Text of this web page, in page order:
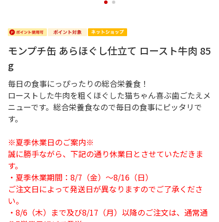
1 2
モンプチ缶 あらほぐし仕立て ロースト牛肉 85
g
毎日の食事にっぴったりの総合栄養食！
ローストした牛肉を粗くほぐした猫ちゃん喜ぶ歯ごたえメ
ニューです。総合栄養食なので毎日の食事にピッタリで
す。
※夏季休業日のご案内※
誠に勝手ながら、下記の通り休業日とさせていただきま
す。
・夏季休業期間：8/7（金）～8/16（日）
ご注文日によって発送日が異なりますのでご了承くださ
い。
・8/6（木）まで及び8/17（月）以降のご注文は、通常通